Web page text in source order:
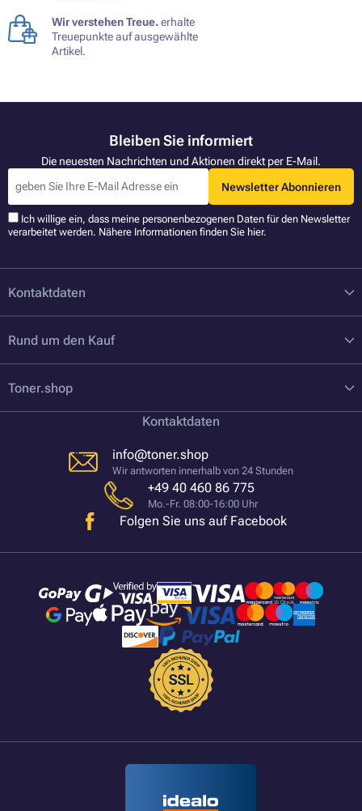
Wir verstehen Treue.erhalte
Treuepunkte auf ausgewählte
Artikel.
Bleiben Sie informiert
Die neuesten Nachrichten und Aktionen direkt per E-Mail.
Newsletter Abonnieren
Ich willige ein, dass meine personenbezogenen Daten für den Newsletter
verarbeitet werden. Nähere Informationen finden Sie hier.
Kontaktdaten
Rund um den Kauf
Toner.shop
Kontaktdaten
info@toner.shop
Wir antworten innerhalb von 24 Stunden
+49 40 460 86 775
Mo.-Fr. 08:00-16:00 Uhr
Folgen Sie uns auf Facebook